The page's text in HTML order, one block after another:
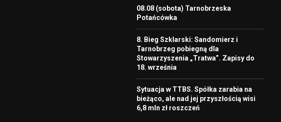
08.08 (sobota) Tarnobrzeska
Potańcówka
8. Bieg Szklarski: Sandomierz i
Tarnobrzeg pobiegną dla
Stowarzyszenia „Tratwa”. Zapisy do
18. września
Sytuacja w TTBS. Spółka zarabia na
bieżąco, ale nad jej przyszłością wisi
6,8 mln zł roszczeń